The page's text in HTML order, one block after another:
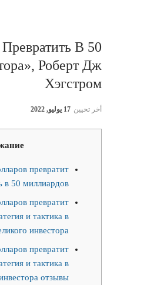
В 50
Роберт Дж
Хэгстром
أخر تحيين 17 يوليو, 2022
превратит
в 50 миллиардов
превратит
и тактика в
инвестора
превратит
и тактика в
отзывы